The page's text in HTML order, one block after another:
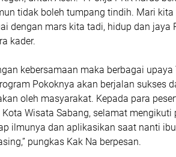
tidak boleh tumpang tindih. Mari
dengan mars kita tadi, hidup dan jaya
kader.
kebersamaan maka berbagai upaya
Pokoknya akan berjalan sukses
oleh masyarakat. Kepada para
Wisata Sabang, selamat mengikuti
ilmunya dan aplikasikan saat nanti
pungkas Kak Na berpesan.